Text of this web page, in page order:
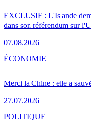
EXCLUSIF : L'Islande
dans son référendum sur
07.08.2026
Merci la Chine : elle a
27.07.2026
ÉCONOMIE
POLITIQUE